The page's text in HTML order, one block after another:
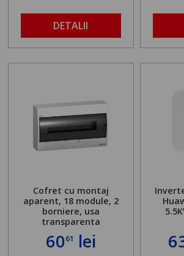
DETALII
Cofret cu montaj
aparent, 18 module, 2
borniere, usa
transparenta
6061 lei